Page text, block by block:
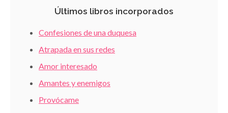
Últimos libros incorporados
Confesiones de una duquesa
Atrapada en sus redes
Amor interesado
Amantes y enemigos
Provócame